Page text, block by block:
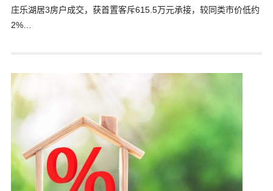
庄乐湖居3房户成交，获首置客斥615.5万元承接，较同类市价低约
2%…